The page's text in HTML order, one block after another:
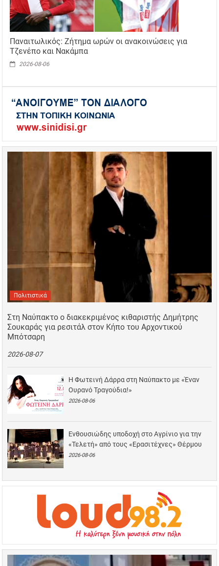
Παναιτωλικός: Ζήτημα ωρών οι ανακοινώσεις για
Τζενέπο και Νακάμπα
2026-08-06
Πολιτιστικά
Στη Ναύπακτο ο διακεκριμένος κιθαριστής Δημήτρης
Σουκαράς για ρεσιτάλ στον Κήπο του Αρχοντικού
Μπότσαρη
2026-08-07
Η Φωτεινή Δάρρα στη Ναύπακτο με «Έναν
Ουρανό Τραγούδια!»
2026-08-06
Ενθουσιώδης υποδοχή στο Αγρίνιο για την
«Τελετή» από τους «Ερασιτέχνες» Θέρμου
2026-08-06